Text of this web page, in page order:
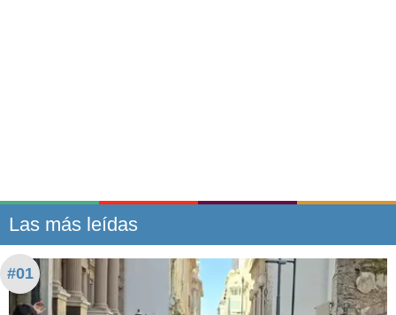
Las más leídas
#01